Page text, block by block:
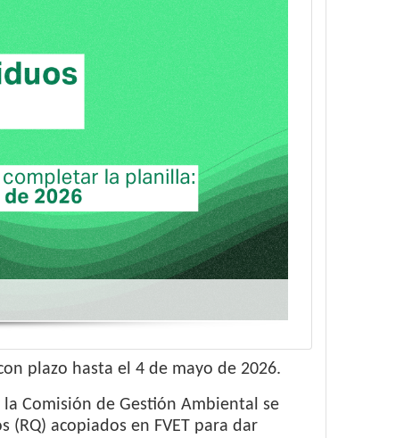
plazo hasta el 4 de mayo de 2026.
Comisión de Gestión Ambiental se
acopiados en FVET para dar